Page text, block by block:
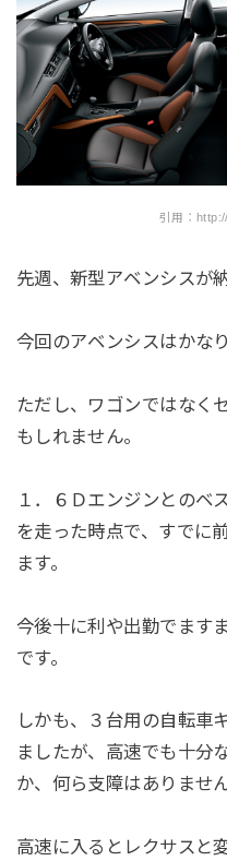
引用：
先週、新型アベンシスが
今回のアベンシスはかな
ただし、ワゴンではなく
もしれません。
１．６Ｄエンジンとのベ
を走った時点で、すでに
ます。
今後十に利や出勤でます
です。
しかも、３台用の自転車
ましたが、高速でも十分
か、何ら支障はありませ
高速に入るとレクサスと